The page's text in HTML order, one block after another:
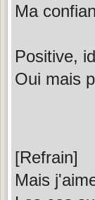
Ma
Positive,
Oui mais
[Refrain]
Mais